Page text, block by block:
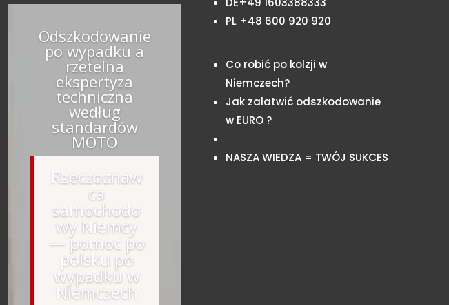
Odszkodowanie
po wypadku a
rzetelna
ekspertyza
techniczna
według
standardów
MOTO
Rzeczoznaw
ca
samochodo
wy Niemcy
— pomoc po
polsku po
wypadku w
Niemczech
PL +48 600 920 920
Co robić po kolzji w
Niemczech?
Jak załatwić odszkodowanie
w EURO ?
NASZA WIEDZA = TWÓJ SUKCES